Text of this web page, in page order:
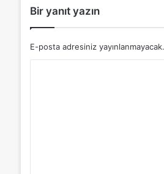
Bir yanıt yazın
E-posta adresiniz yayınlanmayacak.